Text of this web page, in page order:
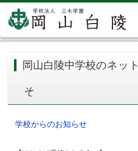
岡山白陵中学校のネッ
そ
学校からのお知らせ